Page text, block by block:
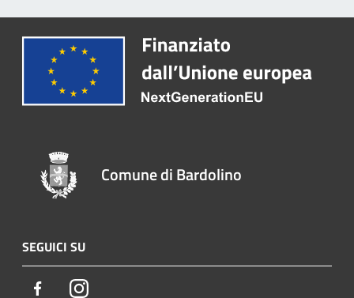
Comune di Bardolino
SEGUICI SU
FacebookInstagram